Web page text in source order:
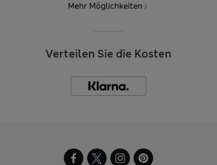
Mehr Möglichkeiten
Verteilen Sie die Kosten